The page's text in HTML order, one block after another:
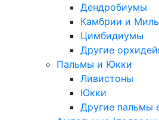
Дендробиумы
Камбрии и
Цимбидиумы
Другие
Пальмы и Юкки
Ливистоны
Юкки
Другие пальмы